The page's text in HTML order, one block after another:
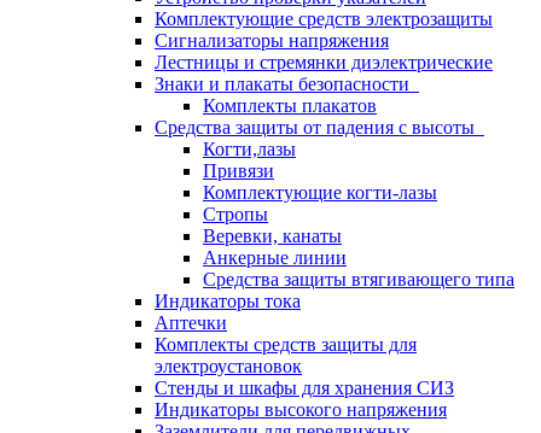
Комплектующие средств электрозащиты
Сигнализаторы напряжения
Лестницы и стремянки диэлектрические
Знаки и плакаты безопасности
Комплекты плакатов
Средства защиты от падения с высоты
Когти,лазы
Привязи
Комплектующие когти-лазы
Стропы
Веревки, канаты
Анкерные линии
Средства защиты втягивающего типа
Индикаторы тока
Аптечки
Комплекты средств защиты для
электроустановок
Стенды и шкафы для хранения СИЗ
Индикаторы высокого напряжения